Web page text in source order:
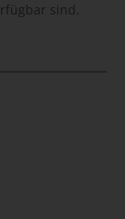
sind.